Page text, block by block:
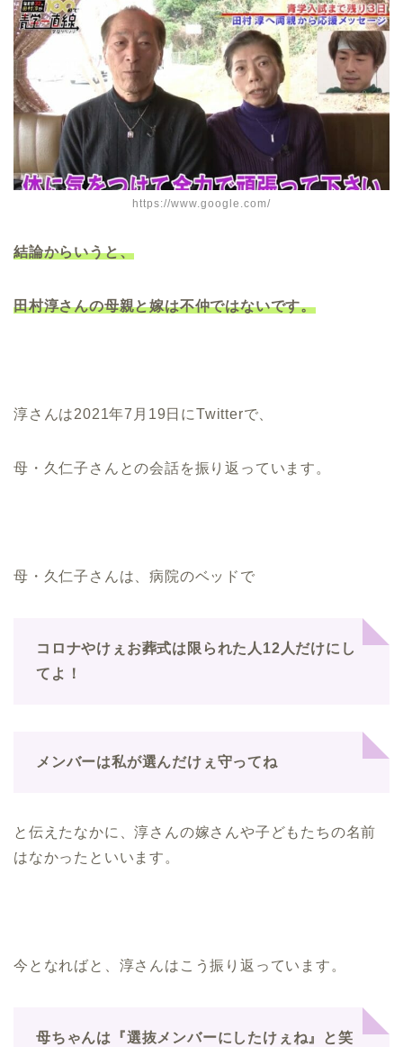
https://www.google.com/
結論からいうと、
田村淳さんの母親と嫁は不仲ではないです。
淳さんは2021年7月19日にTwitterで、
母・久仁子さんとの会話を振り返っています。
母・久仁子さんは、病院のベッドで
コロナやけぇお葬式は限られた人12人だけにし
てよ！
メンバーは私が選んだけぇ守ってね
と伝えたなかに、淳さんの嫁さんや子どもたちの名前
はなかったといいます。
今となればと、淳さんはこう振り返っています。
母ちゃんは『選抜メンバーにしたけぇね』と笑